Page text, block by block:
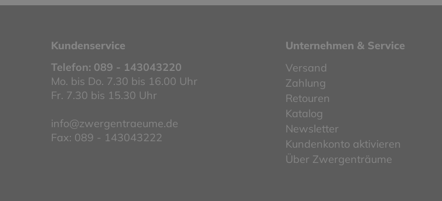
Kundenservice
Telefon: 089 - 143043220
Mo. bis Do. 7.30 bis 16.00 Uhr
Fr. 7.30 bis 15.30 Uhr
info@zwergentraeume.de
Fax: 089 - 143043222
Unternehmen & Service
Versand
Zahlung
Retouren
Katalog
Newsletter
Kundenkonto aktivieren
Über Zwergenträume